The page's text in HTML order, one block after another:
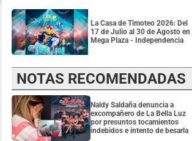
La Casa de Timoteo 2026: Del
17 de Julio al 30 de Agosto en
Mega Plaza - Independencia
NOTAS RECOMENDADAS
Naldy Saldaña denuncia a
excompañero de La Bella Luz
por presuntos tocamientos
indebidos e intento de besarla